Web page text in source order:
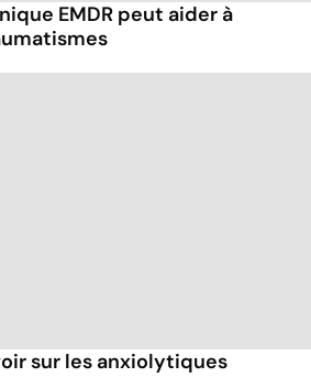
EMDR peut aider à
sur les anxiolytiques